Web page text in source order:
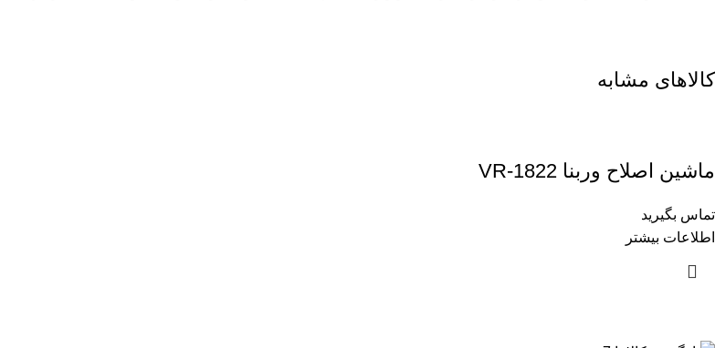
کالاهای مشابه
ماشین اصلاح وربنا VR-1822
تماس بگیرید
اطلاعات بیشتر